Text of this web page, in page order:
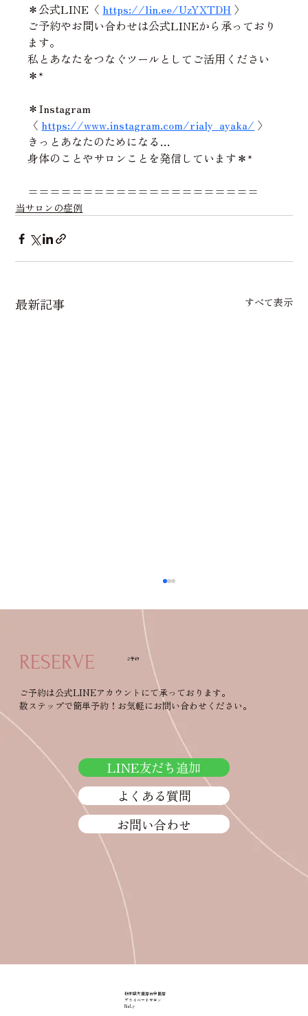
＊公式LINE〈 https://lin.ee/UzYXTDH 〉
ご予約やお問い合わせは公式LINEから承っており
ます。
私とあなたをつなぐツールとしてご活用ください
＊*
＊Instagram
〈 https://www.instagram.com/rialy_ayaka/ 〉
きっとあなたのためになる…
身体のことやサロンことを発信しています＊*
=====================
当サロンの症例
最新記事 すべて表示
毎年ぎっくり腰を繰り返していたお客様
が…｜50代女性
RESERVE
ご予約は公式LINEアカウントにて承っております。
数ステップで簡単予約！お気軽にお問い合わせください。
ご予約
LINE友だち追加
よくある質問
お問い合わせ
栃木県大田原市中田原
プライベートサロン
RiaLy